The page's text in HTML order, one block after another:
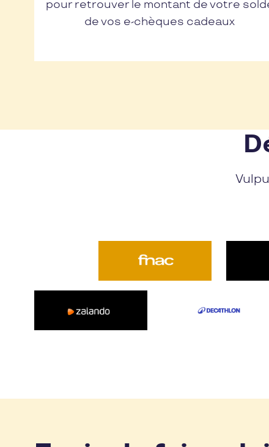
pour retrouver le montant de votre
de vos e-chèques cadeaux